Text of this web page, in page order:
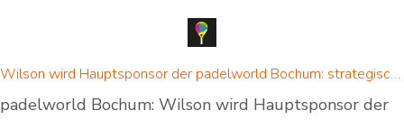
Wilson wird Hauptsponsor der padelworld Bochum: strategische Partnerschaft zur Förderung von Padel in Deutschland
padelworld Bochum: Wilson wird Hauptsponsor der